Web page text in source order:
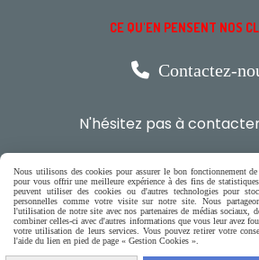
CE QU'EN PENSENT NOS
 Contactez-
N'hésitez pas à
0618321265
ou par message
Nous utilisons des cookies pour assurer le bon fonctionnement
pour vous offrir une meilleure expérience à des fins de
peuvent utiliser des cookies ou d'autres technologies pour
personnelles comme votre visite sur notre site. Nous
l'utilisation de notre site avec nos partenaires de médias sociaux,
combiner celles-ci avec d'autres informations que vous leur avez
votre utilisation de leurs services. Vous pouvez retirer votre
l'aide du lien en pied de page « Gestion Cookies ».